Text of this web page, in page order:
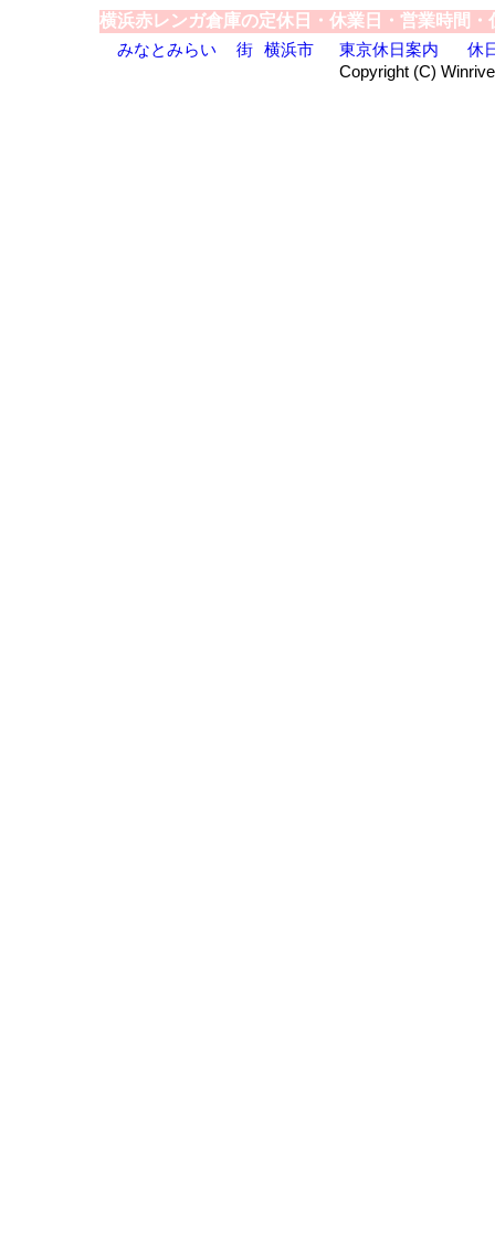
横浜赤レンガ倉庫の定休日・休業日・営業時間
みなとみらい
街 横浜市 東京休日案内
休
Copyright (C)